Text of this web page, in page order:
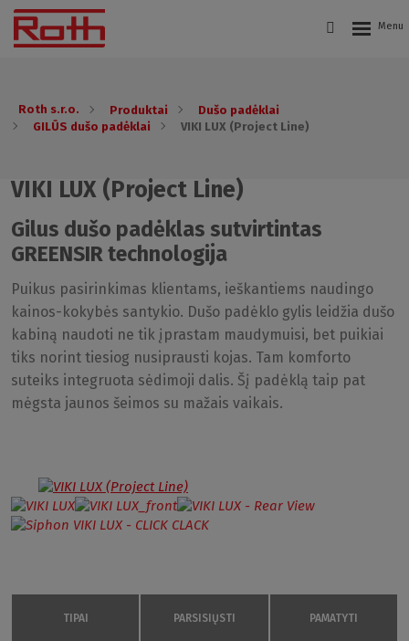
Roth s.r.o. Produktai
Dušo padėklai
GILŪS dušo padėklai
VIKI LUX (Project Line)
VIKI LUX (Project Line)
Gilus dušo padėklas sutvirtintas
GREENSIR technologija
Puikus pasirinkimas klientams, ieškantiems naudingo
kainos-kokybės santykio. Dušo padėklo gylis leidžia dušo
kabiną naudoti ne tik įprastam maudymuisi, bet puikiai
tiks norint tiesiog nusiprausti kojas. Tam komforto
suteiks integruota sėdimoji dalis. Šį padėklą taip pat
mėgsta jaunos šeimos su mažais vaikais.
TIPAI PARSISIŲSTI PAMATYTI